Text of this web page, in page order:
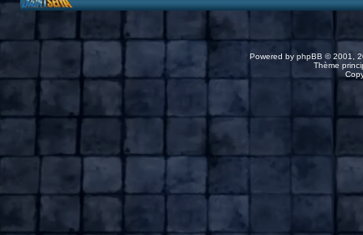
Powered by phpBB © 2001,
Thème